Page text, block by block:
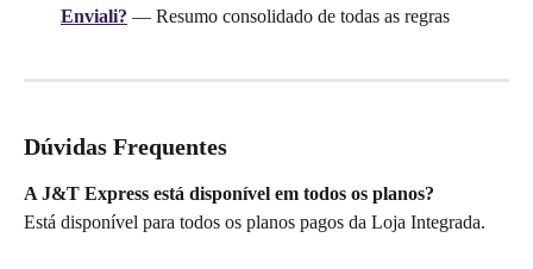
Enviali? — Resumo consolidado de todas as regras
Dúvidas Frequentes
A J&T Express está disponível em todos os planos?
Está disponível para todos os planos pagos da Loja Integrada.